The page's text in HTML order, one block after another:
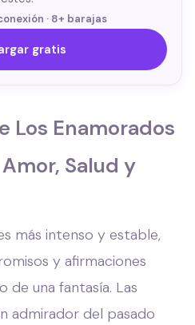
· 8+ barajas
gratis
Los Enamorados
Salud y
más intenso y estable,
y afirmaciones
de una fantasía. Las
admirador del pasado